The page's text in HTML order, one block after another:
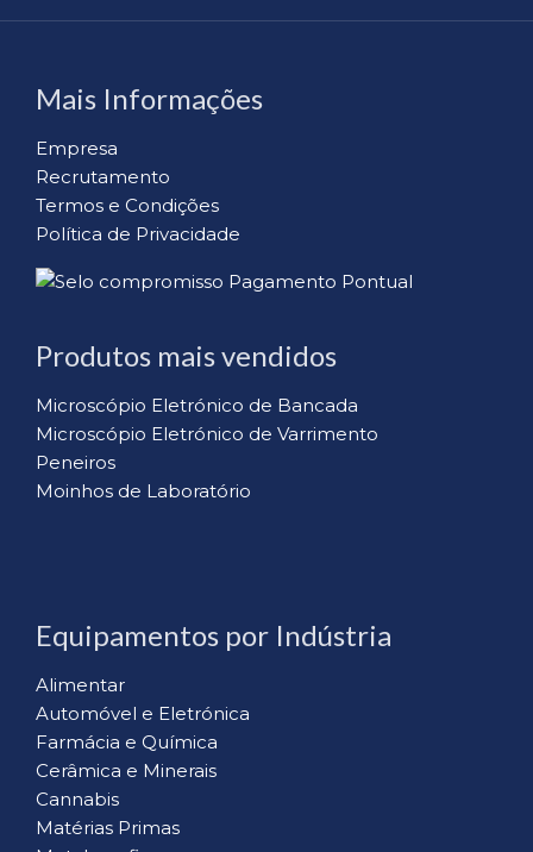
Mais Informações
Empresa
Recrutamento
Termos e Condições
Política de Privacidade
Produtos mais vendidos
Microscópio Eletrónico de Bancada
Microscópio Eletrónico de Varrimento
Peneiros
Moinhos de Laboratório
Equipamentos por Indústria
Alimentar
Automóvel e Eletrónica
Farmácia e Química
Cerâmica e Minerais
Cannabis
Matérias Primas